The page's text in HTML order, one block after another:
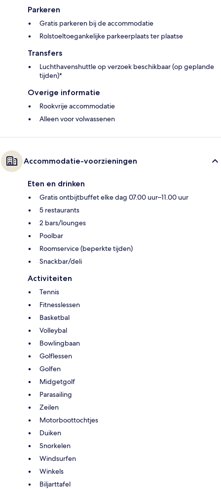
Parkeren
Gratis parkeren bij de accommodatie
Rolstoeltoegankelijke parkeerplaats ter plaatse
Transfers
Luchthavenshuttle op verzoek beschikbaar (op geplande
tijden)*
Overige informatie
Rookvrije accommodatie
Alleen voor volwassenen
Accommodatie-voorzieningen
Eten en drinken
Gratis ontbijtbuffet elke dag 07.00 uur–11.00 uur
5 restaurants
2 bars/lounges
Poolbar
Roomservice (beperkte tijden)
Snackbar/deli
Activiteiten
Tennis
Fitnesslessen
Basketbal
Volleybal
Bowlingbaan
Golflessen
Golfen
Midgetgolf
Parasailing
Zeilen
Motorboottochtjes
Duiken
Snorkelen
Windsurfen
Winkels
Biljarttafel